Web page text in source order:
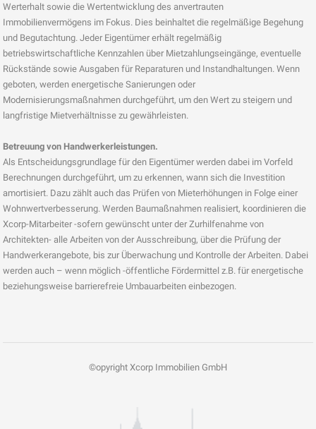
Werterhalt sowie die Wertentwicklung des anvertrauten
Immobilienvermögens im Fokus. Dies beinhaltet die regelmäßige Begehung
und Begutachtung. Jeder Eigentümer erhält regelmäßig
betriebswirtschaftliche Kennzahlen über Mietzahlungseingänge, eventuelle
Rückstände sowie Ausgaben für Reparaturen und Instandhaltungen. Wenn
geboten, werden energetische Sanierungen oder
Modernisierungsmaßnahmen durchgeführt, um den Wert zu steigern und
langfristige Mietverhältnisse zu gewährleisten.
Betreuung von Handwerkerleistungen.
Als Entscheidungsgrundlage für den Eigentümer werden dabei im Vorfeld
Berechnungen durchgeführt, um zu erkennen, wann sich die Investition
amortisiert. Dazu zählt auch das Prüfen von Mieterhöhungen in Folge einer
Wohnwertverbesserung. Werden Baumaßnahmen realisiert, koordinieren die
Xcorp-Mitarbeiter -sofern gewünscht unter der Zurhilfenahme von
Architekten- alle Arbeiten von der Ausschreibung, über die Prüfung der
Handwerkerangebote, bis zur Überwachung und Kontrolle der Arbeiten. Dabei
werden auch – wenn möglich -öffentliche Fördermittel z.B. für energetische
beziehungsweise barrierefreie Umbauarbeiten einbezogen.
©opyright Xcorp Immobilien GmbH